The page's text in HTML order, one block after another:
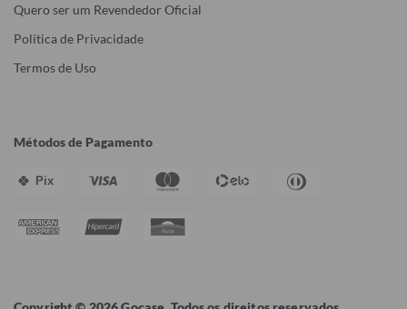
Quero ser um Revendedor Oficial
Política de Privacidade
Termos de Uso
Métodos de Pagamento
Pix